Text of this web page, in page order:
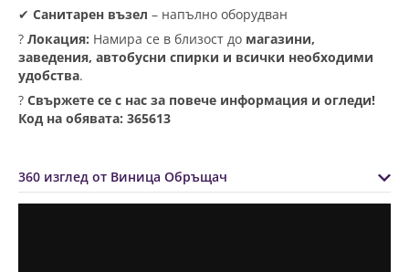
✔ Санитарен възел – напълно оборудван
? Локация: Намира се в близост до магазини,
заведения, автобусни спирки и всички необходими
удобства.
? Свържете се с нас за повече информация и огледи!
Код на обявата: 365613
360 изглед от Виница Обръщач